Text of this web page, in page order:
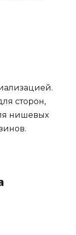
сторон,
нишевых